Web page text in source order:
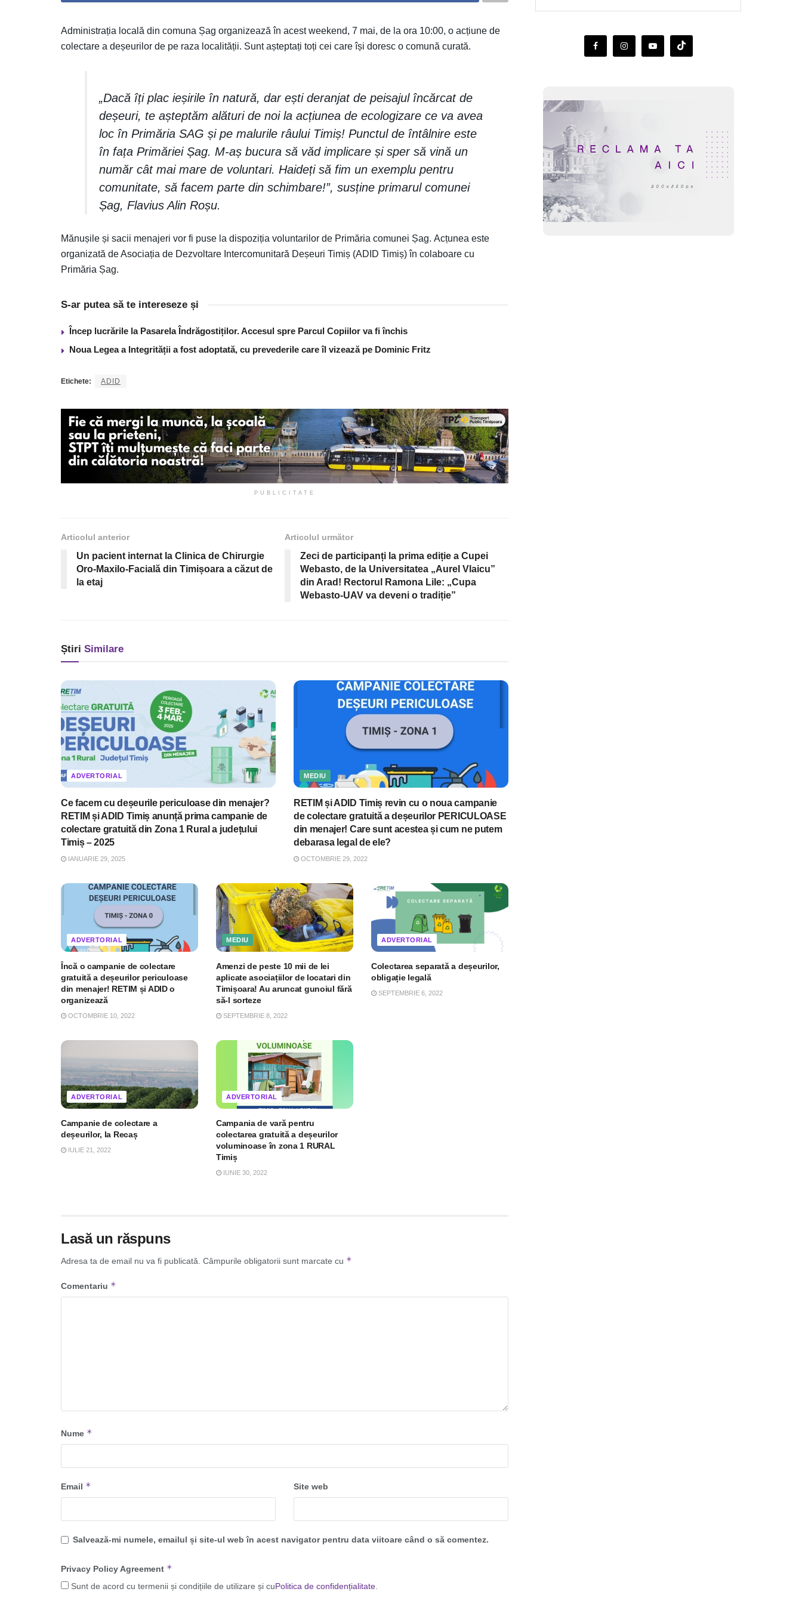
Administrația locală din comuna Șag organizează în acest weekend, 7 mai, de la ora 10:00, o acțiune de
colectare a deșeurilor de pe raza localității. Sunt așteptați toți cei care își doresc o comună curată.
„Dacă îți plac ieșirile în natură, dar ești deranjat de peisajul încărcat de
deșeuri, te așteptăm alături de noi la acțiunea de ecologizare ce va avea
loc în Primăria SAG și pe malurile râului Timiș! Punctul de întâlnire este
în fața Primăriei Șag. M-aș bucura să văd implicare și sper să vină un
număr cât mai mare de voluntari. Haideți să fim un exemplu pentru
comunitate, să facem parte din schimbare!”, susține primarul comunei
Șag, Flavius Alin Roșu.
Mănușile și sacii menajeri vor fi puse la dispoziția voluntarilor de Primăria comunei Șag. Acțunea este
organizată de Asociația de Dezvoltare Intercomunitară Deșeuri Timiș (ADID Timiș) în colaboare cu
Primăria Șag.
S-ar putea să te intereseze și
Încep lucrările la Pasarela Îndrăgostiților. Accesul spre Parcul Copiilor va fi închis
Noua Legea a Integrității a fost adoptată, cu prevederile care îl vizează pe Dominic Fritz
Etichete: ADID
PUBLICITATE
Articolul anterior
Un pacient internat la Clinica de Chirurgie
Oro-Maxilo-Facială din Timișoara a căzut de
la etaj
Articolul următor
Zeci de participanți la prima ediție a Cupei
Webasto, de la Universitatea „Aurel Vlaicu”
din Arad! Rectorul Ramona Lile: „Cupa
Webasto-UAV va deveni o tradiție”
Știri Similare
ADVERTORIAL
Ce facem cu deșeurile periculoase din menajer?
RETIM și ADID Timiș anunță prima campanie de
colectare gratuită din Zona 1 Rural a județului
Timiș – 2025
IANUARIE 29, 2025
MEDIU
RETIM și ADID Timiș revin cu o noua campanie
de colectare gratuită a deșeurilor PERICULOASE
din menajer! Care sunt acestea și cum ne putem
debarasa legal de ele?
OCTOMBRIE 29, 2022
ADVERTORIAL
Încă o campanie de colectare
gratuită a deșeurilor periculoase
din menajer! RETIM și ADID o
organizează
OCTOMBRIE 10, 2022
MEDIU
Amenzi de peste 10 mii de lei
aplicate asociațiilor de locatari din
Timișoara! Au aruncat gunoiul fără
să-l sorteze
SEPTEMBRIE 8, 2022
ADVERTORIAL
Colectarea separată a deșeurilor,
obligație legală
SEPTEMBRIE 6, 2022
ADVERTORIAL
Campanie de colectare a
deșeurilor, la Recaș
IULIE 21, 2022
ADVERTORIAL
Campania de vară pentru
colectarea gratuită a deșeurilor
voluminoase în zona 1 RURAL
Timiș
IUNIE 30, 2022
Lasă un răspuns
Adresa ta de email nu va fi publicată. Câmpurile obligatorii sunt marcate cu *
Comentariu *
Nume *
Email * Site web
Salvează-mi numele, emailul și site-ul web în acest navigator pentru data viitoare când o să comentez.
Privacy Policy Agreement *
Sunt de acord cu termenii și condițiile de utilizare și cuPolitica de confidențialitate